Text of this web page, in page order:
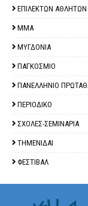
ΕΠΙΛΕΚΤΩΝ ΑΘΛΗΤΩΝ
ΜΜΑ
ΜΥΓΔΟΝΙΑ
ΠΑΓΚΟΣΜΙΟ
ΠΑΝΕΛΛΗΝΙΟ
ΠΕΡΙΟΔΙΚΟ
ΣΧΟΛΕΣ-ΣΕΜΙΝΑΡΙΑ
ΤΗΜΕΝΙΔΑΙ
ΦΕΣΤΙΒΑΛ